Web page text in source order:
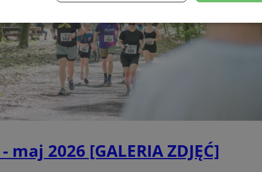
2026 [GALERIA ZDJĘĆ]
Wydajność Targetowanie Funkcjonalność
Wydajność Targetowanie
Provider/
Okres
Opis